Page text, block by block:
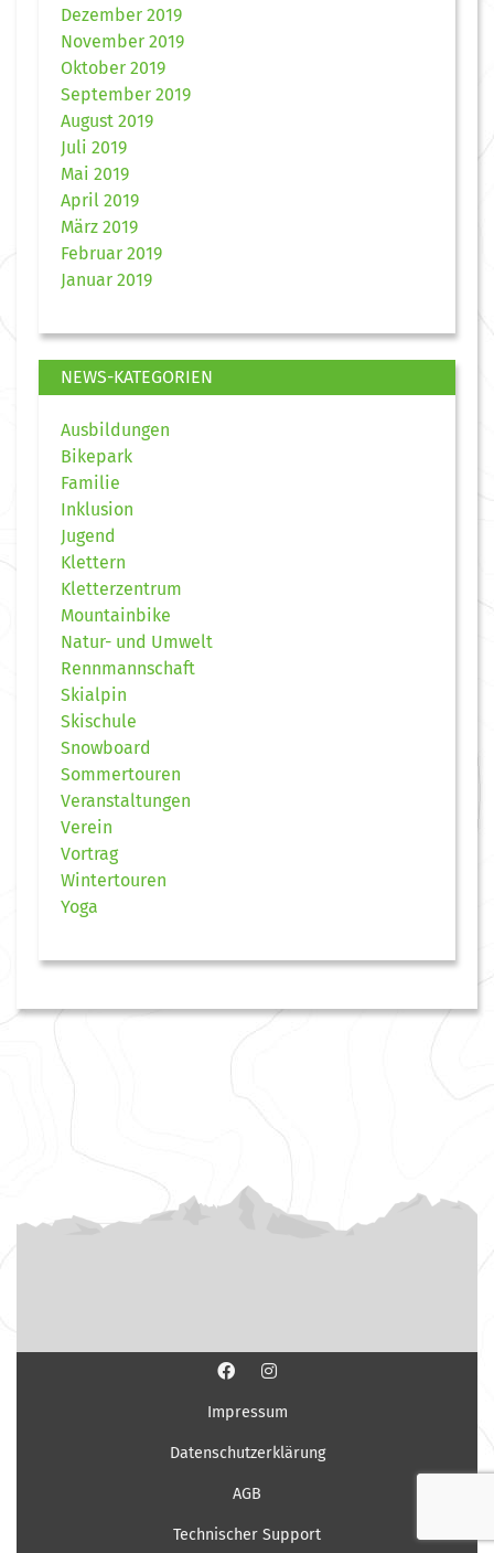
Dezember 2019
November 2019
Oktober 2019
September 2019
August 2019
Juli 2019
Mai 2019
April 2019
März 2019
Februar 2019
Januar 2019
NEWS-KATEGORIEN
Ausbildungen
Bikepark
Familie
Inklusion
Jugend
Klettern
Kletterzentrum
Mountainbike
Natur- und Umwelt
Rennmannschaft
Skialpin
Skischule
Snowboard
Sommertouren
Veranstaltungen
Verein
Vortrag
Wintertouren
Yoga
Impressum
Datenschutzerklärung
AGB
Technischer Support